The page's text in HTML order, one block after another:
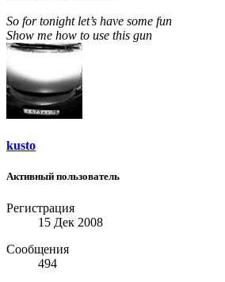
So for tonight let’s have some fun
Show me how to use this gun
kusto
Активный пользователь
Регистрация
15 Дек 2008
Сообщения
494